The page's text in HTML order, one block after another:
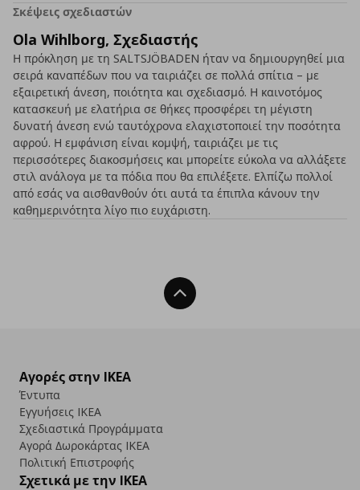
Σκέψεις σχεδιαστών
Ola Wihlborg, Σχεδιαστής
Η πρόκληση με τη SALTSJÖBADEN ήταν να δημιουργηθεί μια
σειρά καναπέδων που να ταιριάζει σε πολλά σπίτια – με
εξαιρετική άνεση, ποιότητα και σχεδιασμό. Η καινοτόμος
κατασκευή με ελατήρια σε θήκες προσφέρει τη μέγιστη
δυνατή άνεση ενώ ταυτόχρονα ελαχιστοποιεί την ποσότητα
αφρού. Η εμφάνιση είναι κομψή, ταιριάζει με τις
περισσότερες διακοσμήσεις και μπορείτε εύκολα να αλλάξετε
στιλ ανάλογα με τα πόδια που θα επιλέξετε. Ελπίζω πολλοί
από εσάς να αισθανθούν ότι αυτά τα έπιπλα κάνουν την
καθημερινότητα λίγο πιο ευχάριστη.
Back To Top
Αγορές στην IKEA
Έντυπα
Εγγυήσεις IKEA
Σχεδιαστικά Προγράμματα
Αγορά Δωρoκάρτας IKEA
Πολιτική Επιστροφής
Σχετικά με την IKEA